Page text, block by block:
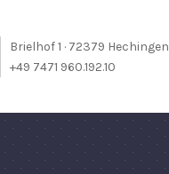
Brielhof 1 · 72379 Hechingen
+49 7471 960.192.10